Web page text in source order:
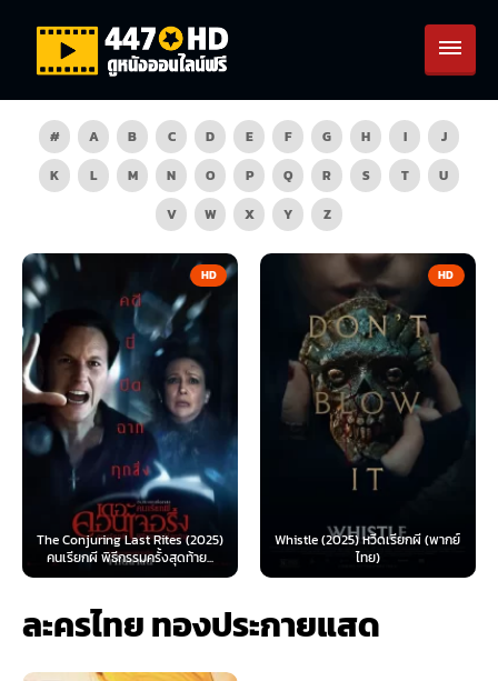
# A B C D E F G H I
J
K
L M N O P Q R S T
U
V
W X Y Z
HD
The Conjuring Last Rites (2025)
คนเรียกผี พิธีกรรมครั้งสุดท้าย...
HD
Whistle (2025) หวีดเรียกผี (พากย์
ไทย)
ละครไทย ทองประกายแสด